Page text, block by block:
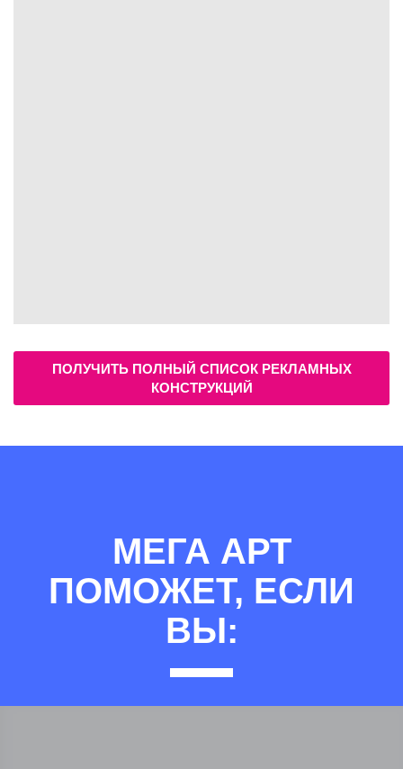
ПОЛУЧИТЬ ПОЛНЫЙ СПИСОК РЕКЛАМНЫХ
КОНСТРУКЦИЙ
МЕГА АРТ
ПОМОЖЕТ, ЕСЛИ
ВЫ: